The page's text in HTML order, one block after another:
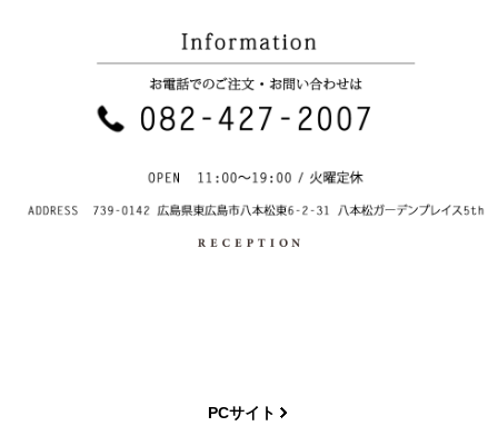
PCサイト